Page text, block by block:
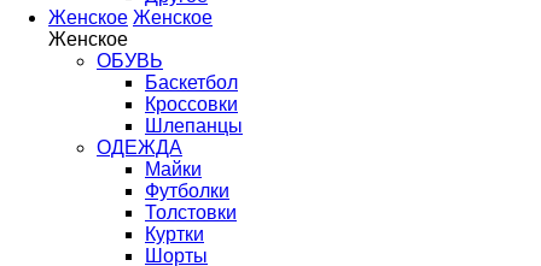
Женское Женское
Женское
ОБУВЬ
Баскетбол
Кроссовки
Шлепанцы
ОДЕЖДА
Майки
Футболки
Толстовки
Куртки
Шорты